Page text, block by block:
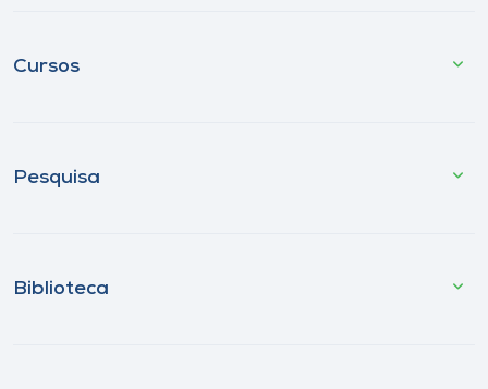
Cursos
Pesquisa
Biblioteca